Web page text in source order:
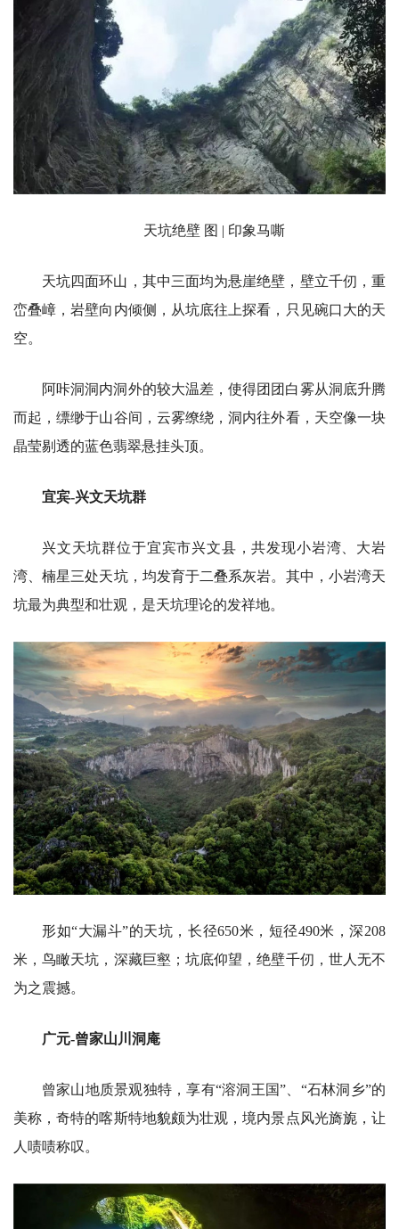
天坑绝壁 图 | 印象马嘶
天坑四面环山，其中三面均为悬崖绝壁，壁立千仞，重
峦叠嶂，岩壁向内倾侧，从坑底往上探看，只见碗口大的天
空。
阿咔洞洞内洞外的较大温差，使得团团白雾从洞底升腾
而起，缥缈于山谷间，云雾缭绕，洞内往外看，天空像一块
晶莹剔透的蓝色翡翠悬挂头顶。
宜宾-兴文天坑群
兴文天坑群位于宜宾市兴文县，共发现小岩湾、大岩
湾、楠星三处天坑，均发育于二叠系灰岩。其中，小岩湾天
坑最为典型和壮观，是天坑理论的发祥地。
形如“大漏斗”的天坑，长径650米，短径490米，深208
米，鸟瞰天坑，深藏巨壑；坑底仰望，绝壁千仞，世人无不
为之震撼。
广元-曾家山川洞庵
曾家山地质景观独特，享有“溶洞王国”、“石林洞乡”的
美称，奇特的喀斯特地貌颇为壮观，境内景点风光旖旎，让
人啧啧称叹。